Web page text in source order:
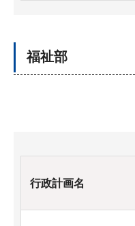
福祉部
行政計画名